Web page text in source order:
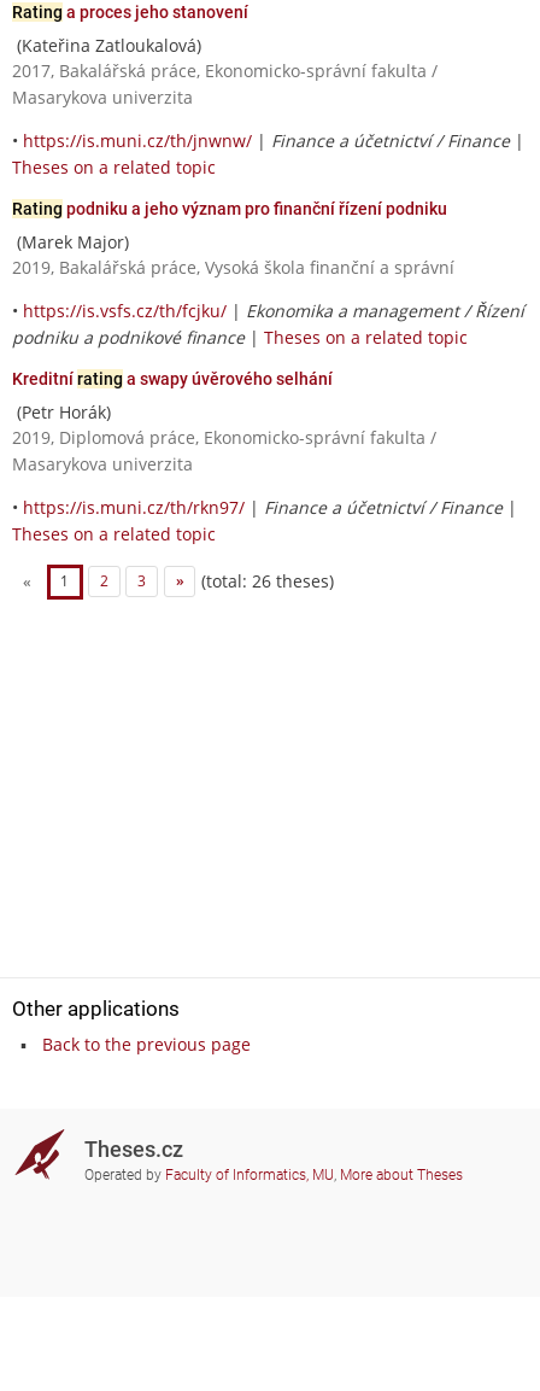
Rating a proces jeho stanovení
(Kateřina Zatloukalová)
2017, Bakalářská práce, Ekonomicko-správní fakulta /
Masarykova univerzita
• https://is.muni.cz/th/jnwnw/ | Finance a účetnictví / Finance|
Theses on a related topic
Rating podniku a jeho význam pro finanční řízení podniku
(Marek Major)
2019, Bakalářská práce, Vysoká škola finanční a správní
• https://is.vsfs.cz/th/fcjku/ | Ekonomika a management / Řízení
podniku a podnikové finance| Theses on a related topic
Kreditnírating a swapy úvěrového selhání
(Petr Horák)
2019, Diplomová práce, Ekonomicko-správní fakulta /
Masarykova univerzita
• https://is.muni.cz/th/rkn97/ | Finance a účetnictví / Finance|
Theses on a related topic
« 1 2 3 » (total: 26 theses)
Other applications
Back to the previous page
Theses.cz
Operated by Faculty of Informatics, MU, More about Theses